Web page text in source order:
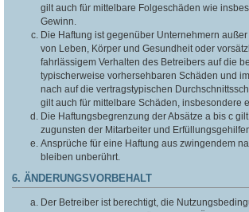
gilt auch für mittelbare Folgeschäden wie
Gewinn.
Die Haftung ist gegenüber Unternehmern
von Leben, Körper und Gesundheit oder
fahrlässigem Verhalten des Betreibers auf die
typischerweise vorhersehbaren Schäden und
nach auf die vertragstypischen
gilt auch für mittelbare Schäden, insbesondere
Die Haftungsbegrenzung der Absätze a bis c
zugunsten der Mitarbeiter und
Ansprüche für eine Haftung aus zwingendem
bleiben unberührt.
6. ÄNDERUNGSVORBEHALT
Der Betreiber ist berechtigt, die